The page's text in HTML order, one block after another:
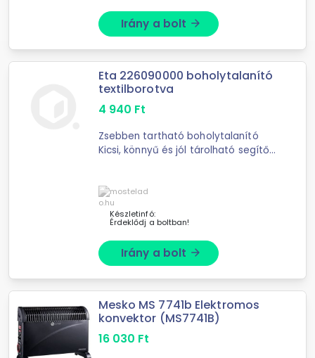
Irány a bolt arrow_forward
Eta 226090000 boholytalanító
textilborotva
4 940 Ft
Zsebben tartható boholytalanító
Kicsi, könnyű és jól tárolható segítő
boholytalanítás minden féle ...
Készletinfó:
Érdeklődj a boltban!
Irány a bolt arrow_forward
Mesko MS 7741b Elektromos
konvektor (MS7741B)
16 030 Ft